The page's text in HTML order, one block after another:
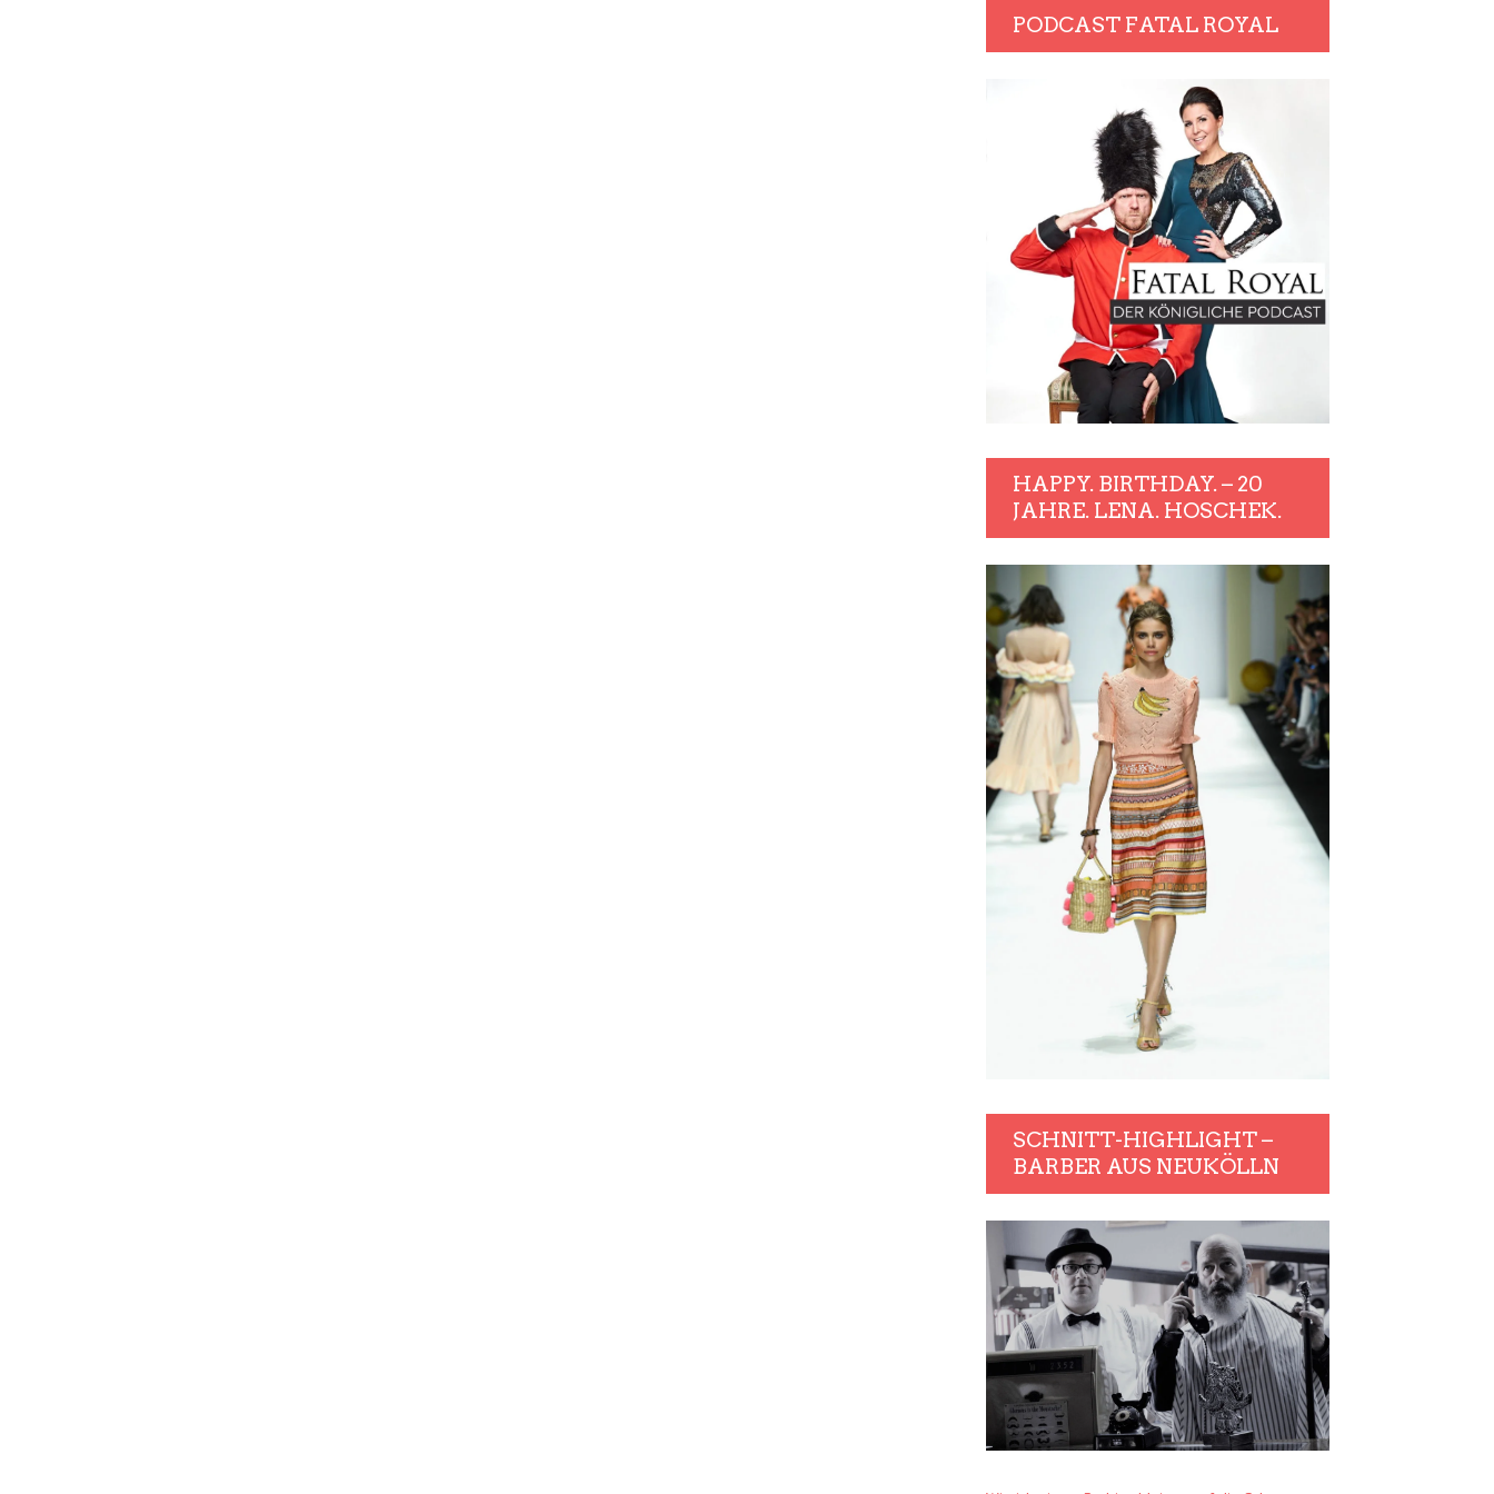
PODCAST FATAL ROYAL
HAPPY. BIRTHDAY. – 20
JAHRE. LENA. HOSCHEK.
SCHNITT-HIGHLIGHT –
BARBER AUS NEUKÖLLN